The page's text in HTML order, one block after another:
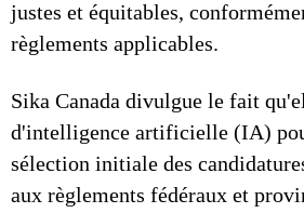
justes et équitables,
règlements applicables.
Sika Canada divulgue le fait
d'intelligence artificielle (IA)
sélection initiale des
aux règlements fédéraux et